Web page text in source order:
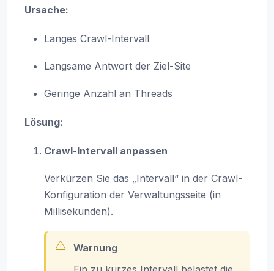
Ursache:
Langes Crawl-Intervall
Langsame Antwort der Ziel-Site
Geringe Anzahl an Threads
Lösung:
Crawl-Intervall anpassen
Verkürzen Sie das „Intervall“ in der Crawl-
Konfiguration der Verwaltungsseite (in
Millisekunden).
Warnung